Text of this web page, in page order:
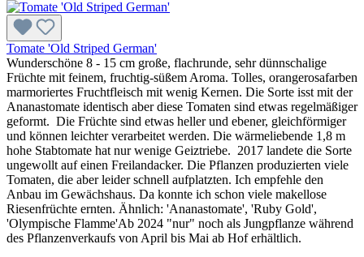
Tomate 'Old Striped German'
Wunderschöne 8 - 15 cm große, flachrunde, sehr dünnschalige
Früchte mit feinem, fruchtig-süßem Aroma. Tolles, orange­rosafarben
marmoriertes Fruchtfleisch mit wenig Kernen. Die Sorte isst mit der
Ananastomate iden­tisch aber diese Tomaten sind etwas regelmäßiger
geformt. Die Früchte sind etwas heller und ebener, gleichförmiger
und können leichter verarbeitet wer­den. Die wärmeliebende 1,8 m
hohe Stabtomate hat nur wenige Geiztriebe. 2017 landete die Sorte
ungewollt auf einen Freilandacker. Die Pflanzen produzierten viele
Tomaten, die aber leider schnell aufplatzten. Ich empfehle den
Anbau im Gewächshaus. Da konnte ich schon viele makellose
Riesenfrüchte ernten. Ähnlich: 'Ananastomate', 'Ruby Gold',
'Olympische Flamme'Ab 2024 "nur" noch als Jungpflanze während
des Pflanzenverkaufs von April bis Mai ab Hof erhältlich.